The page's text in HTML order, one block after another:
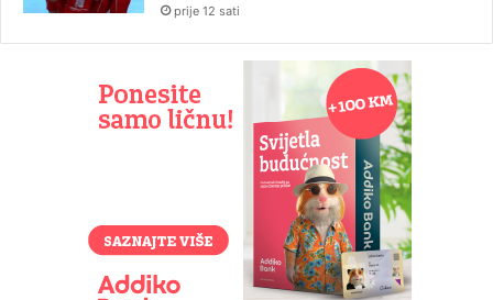
prije 12 sati